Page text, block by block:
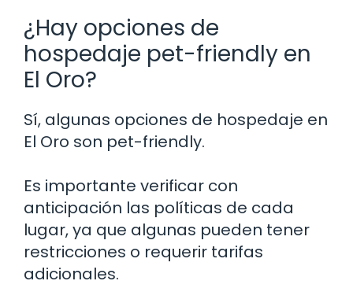
¿Hay opciones de
hospedaje pet-friendly en
El Oro?
Sí, algunas opciones de hospedaje en
El Oro son pet-friendly.
Es importante verificar con
anticipación las políticas de cada
lugar, ya que algunas pueden tener
restricciones o requerir tarifas
adicionales.